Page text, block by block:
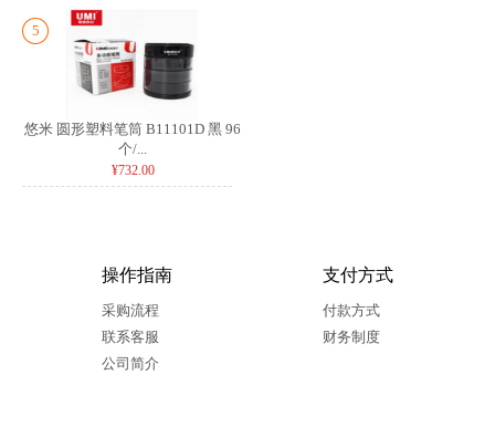
5
悠米 圆形塑料笔筒 B11101D 黑 96
个/...
¥732.00
操作指南
采购流程
联系客服
公司简介
支付方式
付款方式
财务制度